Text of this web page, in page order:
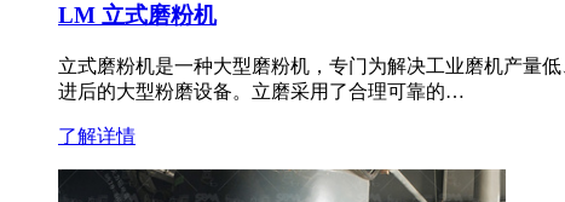
LM 立式磨粉机
立式磨粉机是一种大型磨粉机，专门为解决工业磨机产量
进后的大型粉磨设备。立磨采用了合理可靠的…
了解详情